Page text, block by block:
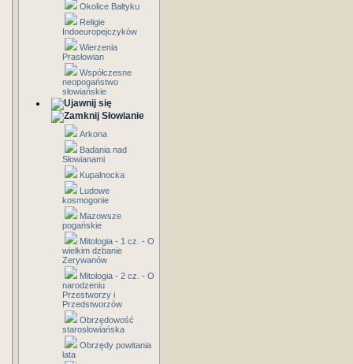
Okolice Bałtyku
Religie
Indoeuropejczyków
Wierzenia
Prasłowian
Współczesne
neopogaństwo
słowiańskie
Słowianie
Arkona
Badania nad
Słowianami
Kupalnocka
Ludowe
kosmogonie
Mazowsze
pogańskie
Mitologia - 1 cz. - O
wielkim dzbanie
Zerywanów
Mitologia - 2 cz. - O
narodzeniu
Przestworzy i
Przedstworzów
Obrzędowość
starosłowiańska
Obrzędy powitania
lata